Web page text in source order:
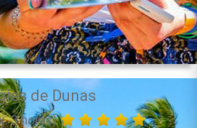
de Dunas
3 horas)